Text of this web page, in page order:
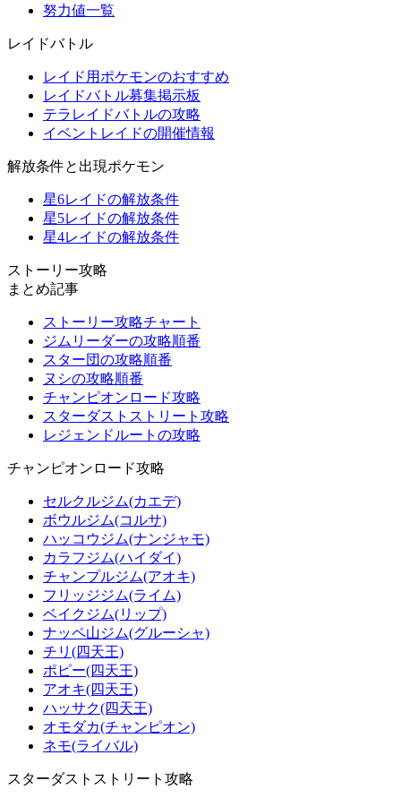
努力値一覧
レイドバトル
レイド用ポケモンのおすすめ
レイドバトル募集掲示板
テラレイドバトルの攻略
イベントレイドの開催情報
解放条件と出現ポケモン
星6レイドの解放条件
星5レイドの解放条件
星4レイドの解放条件
ストーリー攻略
まとめ記事
ストーリー攻略チャート
ジムリーダーの攻略順番
スター団の攻略順番
ヌシの攻略順番
チャンピオンロード攻略
スターダストストリート攻略
レジェンドルートの攻略
チャンピオンロード攻略
セルクルジム(カエデ)
ボウルジム(コルサ)
ハッコウジム(ナンジャモ)
カラフジム(ハイダイ)
チャンプルジム(アオキ)
フリッジジム(ライム)
ベイクジム(リップ)
ナッペ山ジム(グルーシャ)
チリ(四天王)
ポピー(四天王)
アオキ(四天王)
ハッサク(四天王)
オモダカ(チャンピオン)
ネモ(ライバル)
スターダストストリート攻略